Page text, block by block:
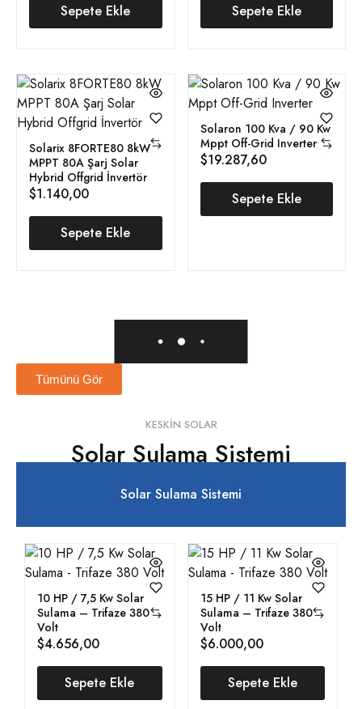
Sepete Ekle Sepete Ekle
Solarix 8FORTE80 8kW
MPPT 80A Şarj Solar
Hybrid Offgrid İnvertör
$1.140,00
Sepete Ekle
Solaron 100 Kva / 90 Kw
Mppt Off-Grid Inverter
$19.287,60
Sepete Ekle
Tümünü Gör
KESKIN SOLAR
Solar Sulama Sistemi
Solar Sulama Sistemi
10 HP / 7,5 Kw Solar
Sulama – Trifaze 380
Volt
$4.656,00
Sepete Ekle
15 HP / 11 Kw Solar
Sulama – Trifaze 380
Volt
$6.000,00
Sepete Ekle